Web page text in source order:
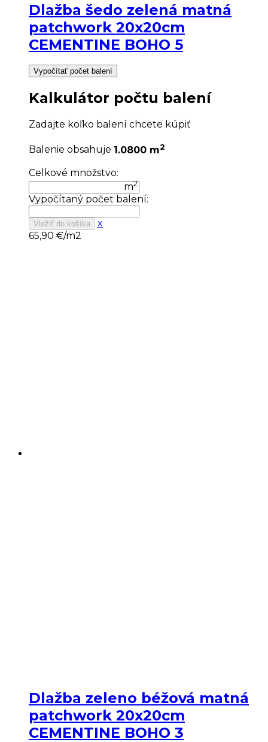
Dlažba šedo zelená matná
patchwork 20x20cm
CEMENTINE BOHO 5
Vypočítať počet balení
Kalkulátor počtu balení
Zadajte koľko balení chcete kúpiť
Balenie obsahuje 1.0800 m2
Celkové množstvo:
m2
Vypočítaný počet balení:
Vložiť do košíka
x
65,90 €/m2
Dlažba zeleno béžová matná
patchwork 20x20cm
CEMENTINE BOHO 3